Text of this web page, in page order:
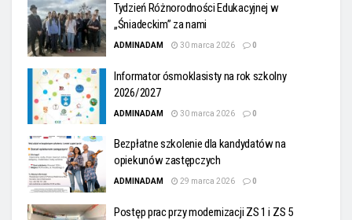
Tydzień Różnorodności Edukacyjnej w
„Śniadeckim” za nami
ADMINADAM 30 marca 2026 0
Informator ósmoklasisty na rok szkolny
2026/2027
ADMINADAM 30 marca 2026 0
Bezpłatne szkolenie dla kandydatów na
opiekunów zastępczych
ADMINADAM 29 marca 2026 0
Postęp prac przy modernizacji ZS 1 i ZS 5